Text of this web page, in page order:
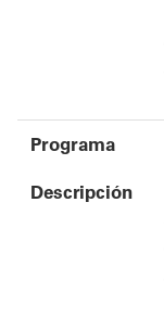
Programa
Descripción